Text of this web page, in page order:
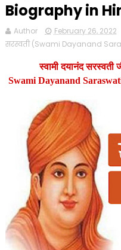
Biography in
Author February 26, 2022
सरस्वती (Swami Dayanand
स्वामी दयानंद सरस्वती
Swami Dayanand